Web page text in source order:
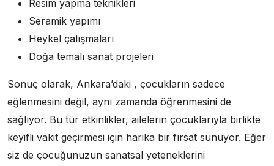
Resim yapma teknikleri
Seramik yapımı
Heykel çalışmaları
Doğa temalı sanat projeleri
Sonuç olarak, Ankara’daki , çocukların sadece
eğlenmesini değil, aynı zamanda öğrenmesini de
sağlıyor. Bu tür etkinlikler, ailelerin çocuklarıyla birlikte
keyifli vakit geçirmesi için harika bir fırsat sunuyor. Eğer
siz de çocuğunuzun sanatsal yeteneklerini